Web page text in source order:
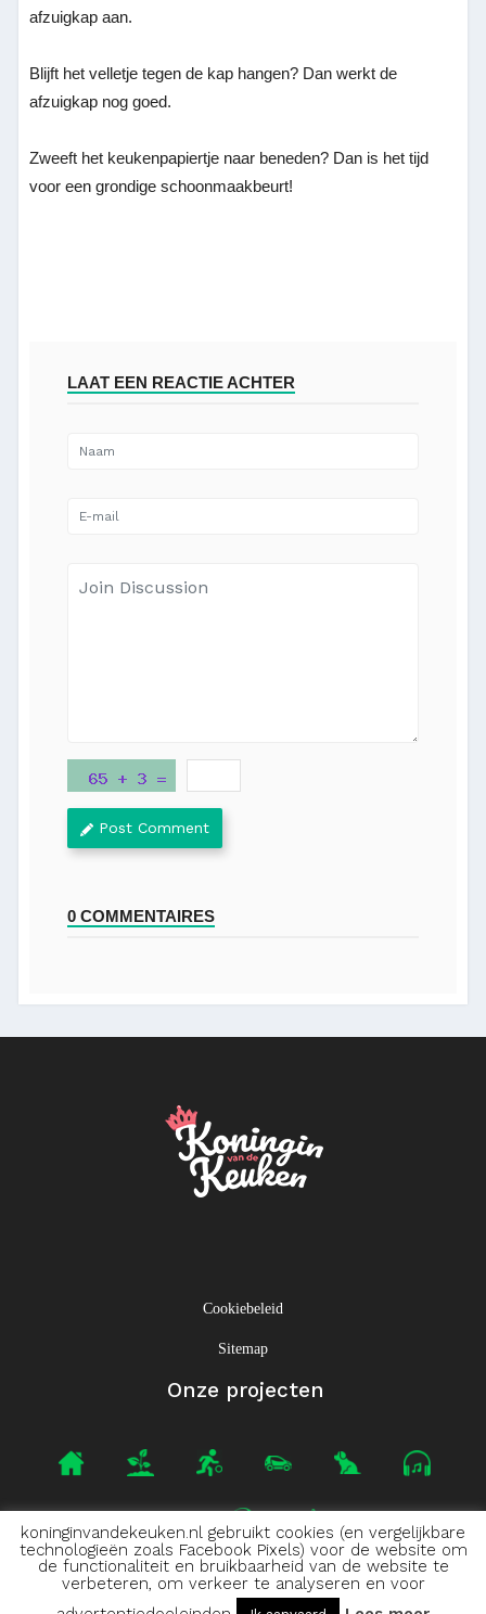
afzuigkap aan.
Blijft het velletje tegen de kap hangen? Dan werkt de
afzuigkap nog goed.
Zweeft het keukenpapiertje naar beneden? Dan is het tijd
voor een grondige schoonmaakbeurt!
LAAT EEN REACTIE ACHTER
Post Comment
0 COMMENTAIRES
Cookiebeleid
Sitemap
Onze projecten
Projets voisins
koninginvandekeuken.nl gebruikt cookies (en vergelijkbare
technologieën zoals Facebook Pixels) voor de website om
de functionaliteit en bruikbaarheid van de website te
verbeteren, om verkeer te analyseren en voor